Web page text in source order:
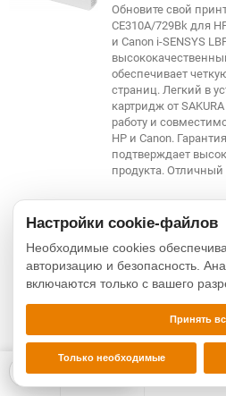
Обновите свой
CE310A/729Bk для
и Canon i-SENSYS
обеспечивает
страниц. Легкий в
картридж от
работу и
HP и Canon.
подтверждает
продукта.
385 ₽
Артикул: SA-
В наличии
мин.
1
в
избранное
Добавить
к
сравнению
КУПИТЬ В 1 КЛИК
0 0
Настройки cookie-файлов
Необходимые cookies
авторизацию и безопасность.
включаются только с вашего
Принять
Только необходимые
Настройки cookies